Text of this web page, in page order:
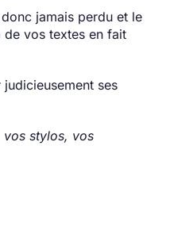
jamais perdu et le
de vos textes en fait
ses
stylos, vos